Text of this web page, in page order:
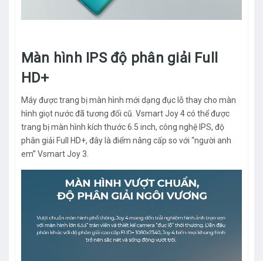
Màn hình IPS độ phân giải Full
HD+
Máy được trang bị màn hình mới dạng đục lỗ thay cho màn
hình giọt nước đã tương đối cũ. Vsmart Joy 4 có thể được
trang bị màn hình kích thước 6.5 inch, công nghệ IPS, độ
phân giải Full HD+, đây là điểm nâng cấp so với “người anh
em” Vsmart Joy 3.